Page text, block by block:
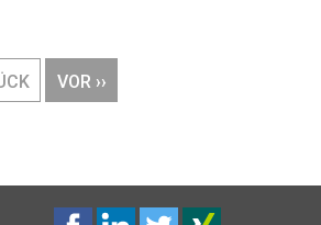
NÄCHSTE
SEITE
VOR ››